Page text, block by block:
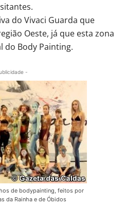
do Vivaci Guarda que
Oeste, já que esta zona
do Body Painting.
-
de bodypainting, feitos por
da Rainha e de Óbidos